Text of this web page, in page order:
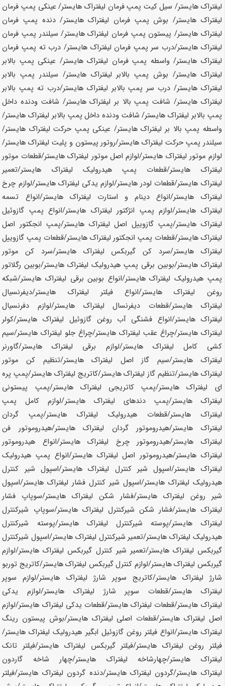
لیفتراک هایستر/ سیل کیت پمپ فرمان لیفتراک هایستر/ عینکی پمپ فرمان
لیفتراک هایستر/ بوش پمپ فرمان لیفتراکهایستر/ دنده پمپ فرمان
لیفتراک هایستر/ پیستون پمپ فرمان لیفتراکهایستر/ سیلندر پمپ فرمان
لیفتراک هایستر/درب سر پمپ فرمان لیفتراک هایستر/ درب ته پمپ فرمان
لیفتراک هایستر/ واسطه پمپ فرمان لیفتراکهایستر/ عینکی پمپ بالابر
لیفتراک هایستر/ بوش پمپ بالابر لیفتراک هایستر/ سیلندر پمپ بالابر
لیفتراک هایستر/ درب سر پمپ بالابر لیفتراک هایستر/درب ته پمپ بالابر
لیفتراک هایستر/ شافت پمپ بالا بر لیفتراکهایستر/ شافت ودنده داخل
پمپ بالابر لیفتراکهایستر/ شافت ودنده داخل پمپ بالابر لیفتراکهایستر/
واسطه پمپ بالا بر لیفتراک هایستر/ عینکی پمپ حرکت لیفتراک هایستر/
سیلندر پمپ حرکت لیفتراکهایستر/روتور پیستون و پلیت لیفتراکهایستر/
لوازم موتور لیفتراک هایستر/لوازم اصل موتور لیفتراکهایستر/قطعات موتور
لیفتراک هایستر/قطعات پمپ هیدرولیک لیفتراک هایستر/تعمیر
لیفتراک هایستر/قطعات لودرهایستر/لوازم یدکی لیفتراک هایستر/لوازم چرخ
لیفتراک هایستر/انواع دینام و استارت لیفتراک هایستر/انواع تسمه
لیفتراک هایستر/لوازم پمپ انژکتور لیفتراک هایستر/انواع پمپ گازوئیل
لیفتراک هایستر/پمپ گازوییل اصل لیفتراک هایستر/پمپ انجکتور اصل
لیفتراک هایستر/قطعات پمپ انجکتور لیفتراک هایستر/قطعات پمپ گازوییل
لیفتراک هایستر/سرد کن گیربکس لیفتراک هایستر/سرد کن موتور
لیفتراک هایستر/بوبین برقی پمپ هیدرولیک لیفتراکهایستر/بوبین رگلاتور
پمپ هیدرولیک لیفتراکهایستر/انواع بوبین برقی لیفتراکهایستر/شبکه
روغن لیفتراکهایستر/انواع فیلتر لیفتراک هایستر/دیفرنسیال
لیفتراک هایستر/قطعات دیفرنسال لیفتراک هایستر/لوازم دفرنسیال
لیفتراک هایستر/انواع فشنگی آب روغن گازوئیل لیفتراکهایستر/کولر
لیفتراک هایستر/چراغ عقب لیفتراک هایستر/چراغ جلو لیفتراکهایستر/سیم
کشی کامل لیفتراک هایستر/لوازم برقی لیفتراکهایستر/گاورنر
لیفتراک هایستر/سیم گاز اصل لیفتراکهایستر/تنظیم کن موتور
لیفتراک هایستر/تنظیم گاز لیفتراکهایستر/کاتریج لیفتراک هایستر/پمپ پره
ای لیفتراکهایستر/پمپ کاتریجی لیفتراک هایستر/پمپ پیستونی
لیفتراک هایستر/پمپ دندهای لیفتراک هایستر/لوازم کامل پمپ
لیفتراک هایستر/قطعات هیدرولیک لیفتراکهایستر/پمپ گردان
لیفتراک هایستر/هیدروموتور گردان لیفتراکهایستر/هیدروموتور فن
لیفتراک هایستر/هیدروموتور چرخ لیفتراکهایستر/انواع هیدروموتور
لیفتراک هایستر/هیدروموتور اصل لیفتراک هایستر/انواع پمپ هیدرولیک
لیفتراک هایستر/اسپول شیر کنترل لیفتراکهایستر/اسپول شیر کنترل
هیدرولیک لیفتراک هایستر/اسپول شیر کنترل فشار لیفتراکهایستر/اسپول
شیر روغن لیفتراک هایستر/فشار شکن لیفتراکهایستر/سوپاپ فشار
لیفتراک هایستر/فشار شکن شیرکنترل لیفتراک هایستر/سوپاپ شیرکنترل
لیفتراک هایستر/پوسته شیرکنترل لیفتراک هایستر/پوسته شیرکنترل
هیدرولیک لیفتراک هایستر/تعمیر شیرکنترل لیفتراک هایستر/اسپول شیرکنترل
گیربکس لیفتراک هایستر/تعمیر شیر کنترل گیربکس لیفتراکهایستر/لوازم
گیربکس لیفتراکهایستر/لوازم کنترل گیربکس لیفتراکهایستر/کاتریج توربو
شارژ لیفتراک هایستر/کاتریج سوپر شارژ لیفتراک هایستر/لوازم سوپر
لیفتراک هایستر/قطعات سوپر شارژ لیفتراک هایستر/لوازم یدکی
لیفتراک هایستر/قطعات لیفتراکهایستر/قطعات یدکی لیفتراک هایستر/لوازم
اصل لیفتراک هایستر/قطعات اصلی لیفتراک هایستر/بوش پیستون رینگ
لیفتراک هایستر/انواع فیلتر روغن گازوئیل ابگیر هیدرولیک لیفتراکهایستر/
فیلتر روغن لیفتراکهایستر/فیلتر گیربکس لیفتراک هایستر/فیلتر تانک
لیفتراک هایستر/چهارشاخه لیفتراک هایستر/چهار شاخه گاردون
لیفتراک هایستر/گردون لیفتراک هایستر/دنده گردون لیفتراک هایستر/فیلتر